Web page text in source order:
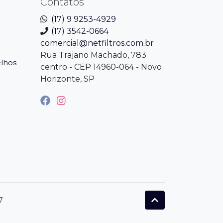
(17) 9 9253-4929
(17) 3542-0664
comercial@netfiltros.com.br
Rua Trajano Machado, 783
centro - CEP 14960-064 - Novo
Horizonte, SP